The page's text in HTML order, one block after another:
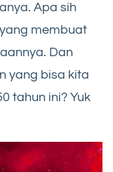
Apa sih
membuat
Dan
yang bisa kita
tahun ini? Yuk